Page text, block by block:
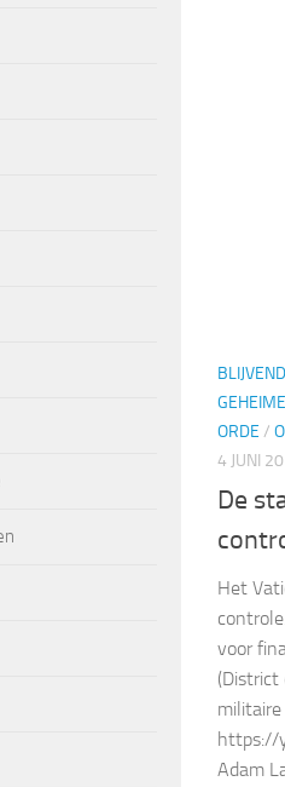
ORDE /
4 JUNI
De
Het
voor
(District
https://
Adam